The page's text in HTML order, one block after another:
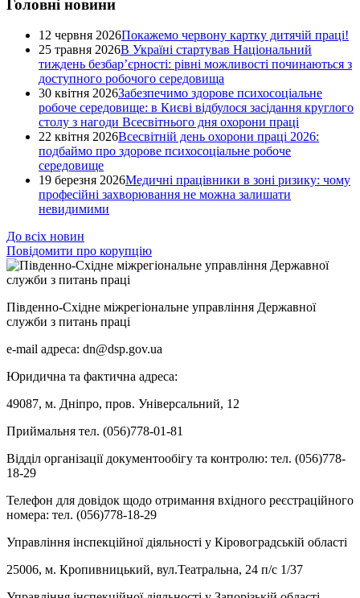
Головні новини
12 червня 2026Покажемо червону картку дитячій праці!
25 травня 2026В Україні стартував Національний
тиждень безбар’єрності: рівні можливості починаються з
доступного робочого середовища
30 квітня 2026Забезпечимо здорове психосоціальне
робоче середовище: в Києві відбулося засідання круглого
столу з нагоди Всесвітнього дня охорони праці
22 квітня 2026Всесвітній день охорони праці 2026:
подбаймо про здорове психосоціальне робоче
середовище
19 березня 2026Медичні працівники в зоні ризику: чому
професійні захворювання не можна залишати
невидимими
До всіх новин
Повідомити про корупцію
Південно-Східне міжрегіональне управління Державної
служби з питань праці
e-mail адреса: dn@dsp.gov.ua
Юридична та фактична адреса:
49087, м. Дніпро, пров. Універсальний, 12
Приймальня тел. (056)778-01-81
Відділ організації документообігу та контролю: тел. (056)778-
18-29
Телефон для довідок щодо отримання вхідного реєстраційного
номера: тел. (056)778-18-29
Управління інспекційної діяльності у Кіровоградській області
25006, м. Кропивницький, вул.Театральна, 24 п/с 1/37